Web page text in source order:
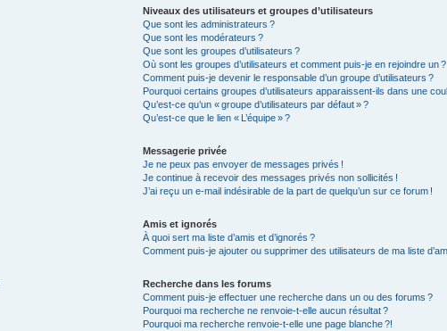
Niveaux des utilisateurs et groupes d’utilisateurs
Que sont les administrateurs ?
Que sont les modérateurs ?
Que sont les groupes d’utilisateurs ?
Où sont les groupes d’utilisateurs et comment puis-je en rejoindre un ?
Comment puis-je devenir le responsable d’un groupe d’utilisateurs ?
Pourquoi certains groupes d’utilisateurs apparaissent-ils dans une
Qu’est-ce qu’un « groupe d’utilisateurs par défaut » ?
Qu’est-ce que le lien « L’équipe » ?
Messagerie privée
Je ne peux pas envoyer de messages privés !
Je continue à recevoir des messages privés non sollicités !
J’ai reçu un e-mail indésirable de la part de quelqu’un sur ce forum !
Amis et ignorés
À quoi sert ma liste d’amis et d’ignorés ?
Comment puis-je ajouter ou supprimer des utilisateurs de ma liste
Recherche dans les forums
Comment puis-je effectuer une recherche dans un ou des forums ?
Pourquoi ma recherche ne renvoie-t-elle aucun résultat ?
Pourquoi ma recherche renvoie-t-elle une page blanche ?!